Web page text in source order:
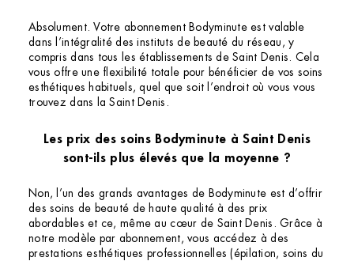
Absolument. Votre abonnement Bodyminute est valable
dans l’intégralité des instituts de beauté du réseau, y
compris dans tous les établissements de Saint Denis. Cela
vous offre une flexibilité totale pour bénéficier de vos soins
esthétiques habituels, quel que soit l’endroit où vous vous
trouvez dans la Saint Denis.
Les prix des soins Bodyminute à Saint Denis
sont-ils plus élevés que la moyenne ?
Non, l’un des grands avantages de Bodyminute est d’offrir
des soins de beauté de haute qualité à des prix
abordables et ce, même au cœur de Saint Denis. Grâce à
notre modèle par abonnement, vous accédez à des
prestations esthétiques professionnelles (épilation, soins du